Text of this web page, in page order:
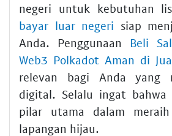
negeri untuk kebutuhan
bayar luar negeri siap
Anda. Penggunaan Beli
Web3 Polkadot Aman di
relevan bagi Anda yang
digital. Selalu ingat bahwa
pilar utama dalam
lapangan hijau.